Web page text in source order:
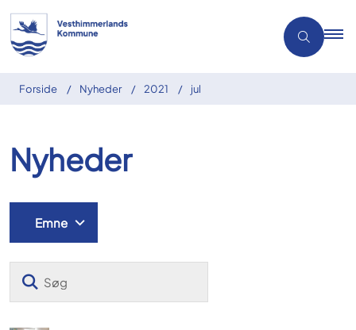
Forside Nyheder 2021 jul
Nyheder
Emne